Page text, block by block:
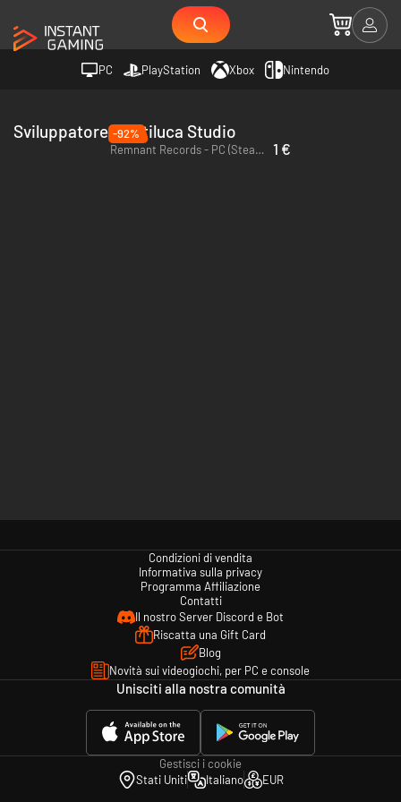
PC PlayStation Xbox Nintendo
Sviluppatore Noctiluca Studio
-92%
Remnant Records - PC (Steam) - Europe & US & Canada
1 €
Condizioni di vendita
Informativa sulla privacy
Programma Affiliazione
Contatti
Il nostro Server Discord e Bot
Riscatta una Gift Card
Blog
Novità sui videogiochi, per PC e console
Unisciti alla nostra comunità
Gestisci i cookie
Stati Uniti
Italiano EUR